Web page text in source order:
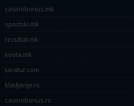
casinobonus.mk
sportski.mk
rezultat.mk
kvota.mk
taratur.com
kladjenje.rs
casinobonus.rs